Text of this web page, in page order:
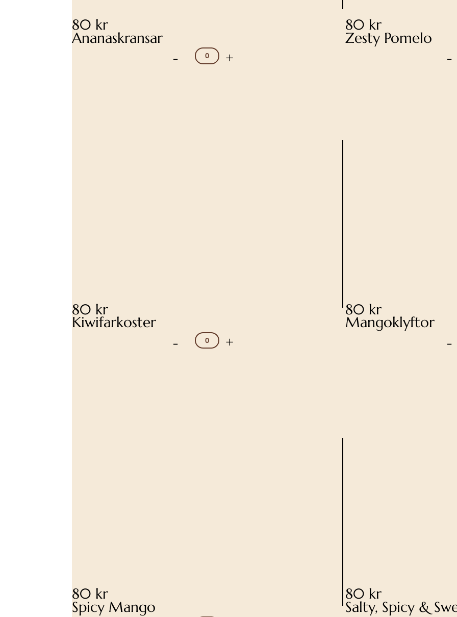
80 kr
Ananaskransar
- +
80 kr
Zesty Pomelo
-
80 kr
Kiwifarkoster
- +
80 kr
Mangoklyftor
-
80 kr
Spicy Mango
80 kr
Salty, Spicy &